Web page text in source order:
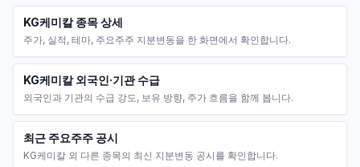
KG케미칼 종목 상세
주가, 실적, 테마, 주요주주 지분변동을 한 화면에서 확인합니다.
KG케미칼 외국인·기관 수급
외국인과 기관의 수급 강도, 보유 방향, 주가 흐름을 함께 봅니다.
최근 주요주주 공시
KG케미칼 외 다른 종목의 최신 지분변동 공시를 확인합니다.